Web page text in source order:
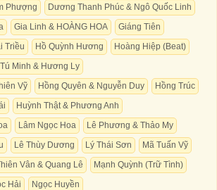
Phượng
Dương Thanh Phúc & Ngô Quốc Linh
Gia Linh & HOÀNG HOA
Giáng Tiên
Triều Hồ Quỳnh Hương
Hoàng Hiệp (Beat)
Minh & Hương Ly
Vỹ
Hồng Quyên & Nguyễn Duy
Hồng Trúc
Huỳnh Thật & Phương Anh
Lâm Ngọc Hoa
Lê Phương & Thảo My
Lê Thùy Dương Lý Thái Sơn
Mã Tuấn Vỹ
Vân & Quang Lê
Mạnh Quỳnh (Trữ Tình)
Hải
Ngọc Huyền